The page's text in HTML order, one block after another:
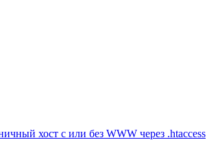
хост с или без WWW через .htaccess